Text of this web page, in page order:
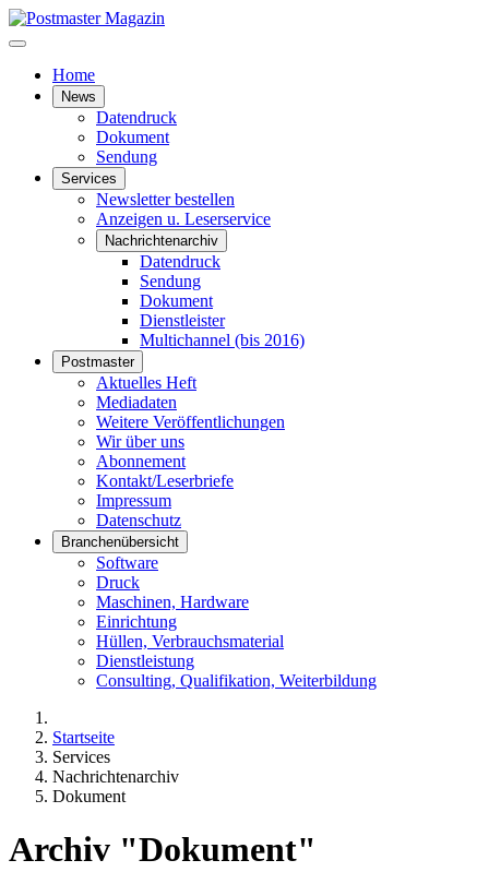
Home
News
Datendruck
Dokument
Sendung
Services
Newsletter bestellen
Anzeigen u. Leserservice
Nachrichtenarchiv
Datendruck
Sendung
Dokument
Dienstleister
Multichannel (bis 2016)
Postmaster
Aktuelles Heft
Mediadaten
Weitere Veröffentlichungen
Wir über uns
Abonnement
Kontakt/Leserbriefe
Impressum
Datenschutz
Branchenübersicht
Software
Druck
Maschinen, Hardware
Einrichtung
Hüllen, Verbrauchsmaterial
Dienstleistung
Consulting, Qualifikation, Weiterbildung
Startseite
Services
Nachrichtenarchiv
Dokument
Archiv "Dokument"